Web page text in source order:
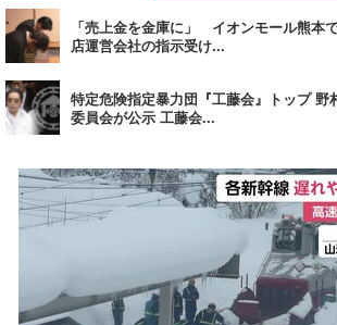
「売上金を金庫に」 イオンモール熊本
店運営会社の指示受け...
特定危険指定暴力団『工藤会』トップ 野
委員会が公示 工藤会...